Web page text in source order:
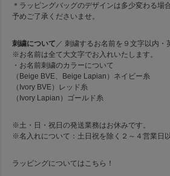
＊ラッピングバッグのデザインは多少変わる場
予めご了承くださいませ。
刺繍について ／ 刺繍するお名前を９文字以内・
※お名前は全て大文字でお入れいたします。
・お名前刺繍のカラーについて
（Beige BVE、Beige Lapian）ネイビー糸
（Ivory BVE）レッド糸
（Ivory Lapian）ゴールド糸
※土・日・祝日の発送業務はお休みです。
※名入れについて：土日祝を除く２～４営業日
ラッピングについてはこちら！